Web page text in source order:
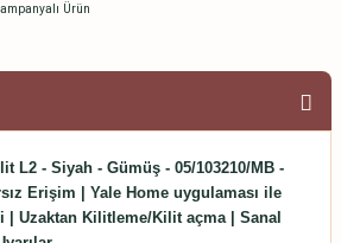
Ürün
L2 - Siyah - Gümüş - 05/103210/MB -
Erişim | Yale Home uygulaması ile
| Uzaktan Kilitleme/Kilit açma | Sanal